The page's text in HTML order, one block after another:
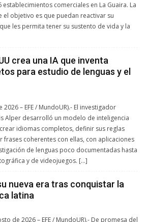
comerciales en La Guaira. La
el objetivo es que puedan reactivar su
les permita tener su sustento de vida y la
crea una IA que inventa
para estudio de lenguas y el
– EFE / MundoUR).- El investigador
Alper desarrolló un modelo de inteligencia
idiomas completos, definir sus reglas
frases coherentes con ellas, con aplicaciones
de lenguas poco documentadas hasta
y de videojuegos. […]
nueva era tras conquistar la
latina
de 2026 – EFE / MundoUR).- De promesa del